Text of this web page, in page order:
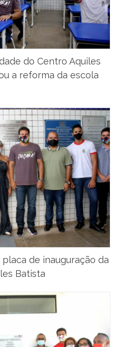
do Centro Aquiles
a reforma da escola
de inauguração da
Batista